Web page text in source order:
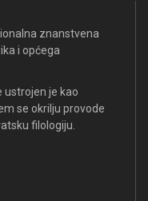
znanstvena
i općega
ustrojen je kao
se okrilju provode
filologiju.